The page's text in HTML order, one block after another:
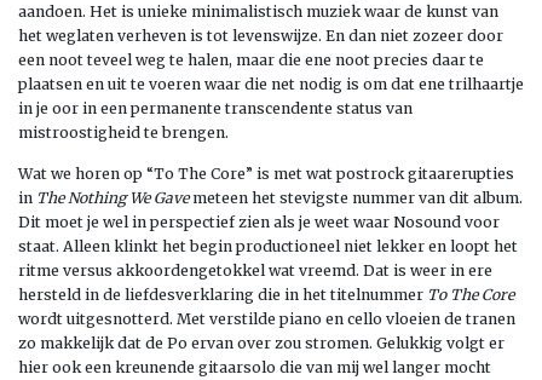
aandoen. Het is unieke minimalistisch muziek waar de kunst van
het weglaten verheven is tot levenswijze. En dan niet zozeer door
een noot teveel weg te halen, maar die ene noot precies daar te
plaatsen en uit te voeren waar die net nodig is om dat ene trilhaartje
in je oor in een permanente transcendente status van
mistroostigheid te brengen.
Wat we horen op “To The Core” is met wat postrock gitaarerupties
in The Nothing We Gavemeteen het stevigste nummer van dit album.
Dit moet je wel in perspectief zien als je weet waar Nosound voor
staat. Alleen klinkt het begin productioneel niet lekker en loopt het
ritme versus akkoordengetokkel wat vreemd. Dat is weer in ere
hersteld in de liefdesverklaring die in het titelnummer To The Core
wordt uitgesnotterd. Met verstilde piano en cello vloeien de tranen
zo makkelijk dat de Po ervan over zou stromen. Gelukkig volgt er
hier ook een kreunende gitaarsolo die van mij wel langer mocht